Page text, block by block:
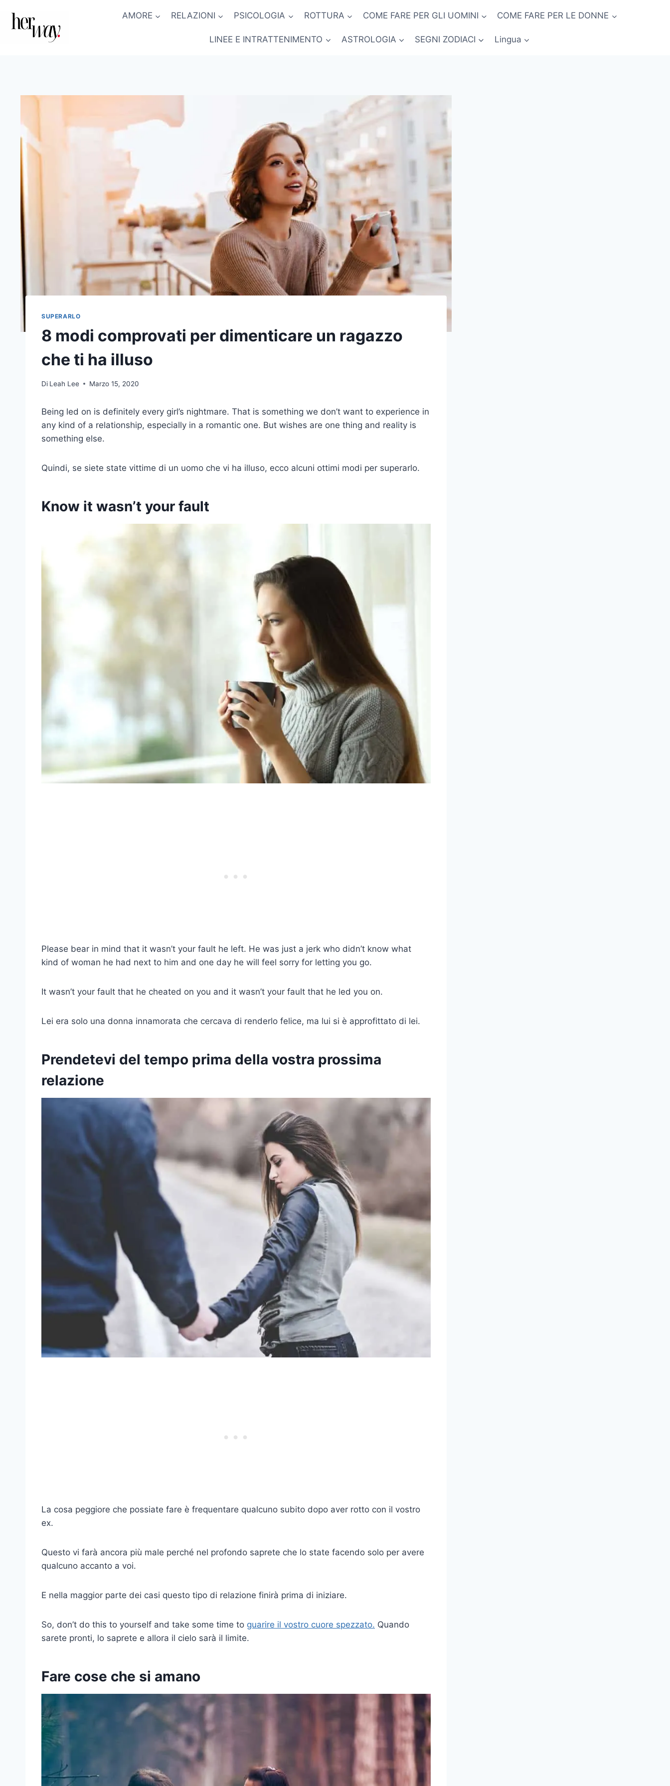
contenuto
AMORE RELAZIONI PSICOLOGIA ROTTURA COME FARE PER GLI UOMINI COME FARE PER LE DONNE
LINEE E INTRATTENIMENTO ASTROLOGIA SEGNI ZODIACI Lingua
SUPERARLO
8 modi comprovati per dimenticare un ragazzo
che ti ha illuso
Di Leah Lee Marzo 15, 2020
Being led on is definitely every girl’s nightmare. That is something we don’t want to experience in
any kind of a relationship, especially in a romantic one. But wishes are one thing and reality is
something else.
Quindi, se siete state vittime di un uomo che vi ha illuso, ecco alcuni ottimi modi per superarlo.
Know it wasn’t your fault
Please bear in mind that it wasn’t your fault he left. He was just a jerk who didn’t know what
kind of woman he had next to him and one day he will feel sorry for letting you go.
It wasn’t your fault that he cheated on you and it wasn’t your fault that he led you on.
Lei era solo una donna innamorata che cercava di renderlo felice, ma lui si è approfittato di lei.
Prendetevi del tempo prima della vostra prossima
relazione
La cosa peggiore che possiate fare è frequentare qualcuno subito dopo aver rotto con il vostro
ex.
Questo vi farà ancora più male perché nel profondo saprete che lo state facendo solo per avere
qualcuno accanto a voi.
E nella maggior parte dei casi questo tipo di relazione finirà prima di iniziare.
So, don’t do this to yourself and take some time to guarire il vostro cuore spezzato. Quando
sarete pronti, lo saprete e allora il cielo sarà il limite.
Fare cose che si amano